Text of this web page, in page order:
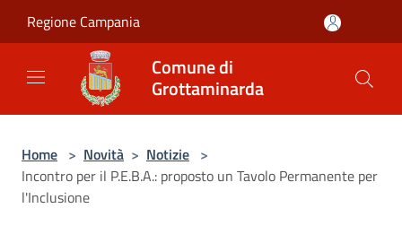
Regione Campania
Comune di
Grottaminarda
Home > Novità > Notizie >
Incontro per il P.E.B.A.: proposto un Tavolo Permanente per
l'Inclusione